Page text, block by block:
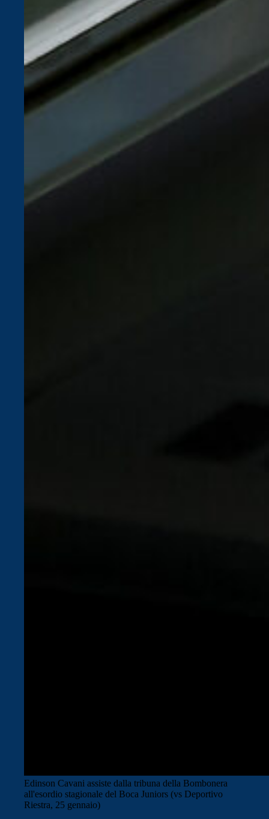
Edinson Cavani assiste dalla tribuna della Bombonera
all'esordio stagionale del Boca Juniors (vs Deportivo
Riestra, 25 gennaio)